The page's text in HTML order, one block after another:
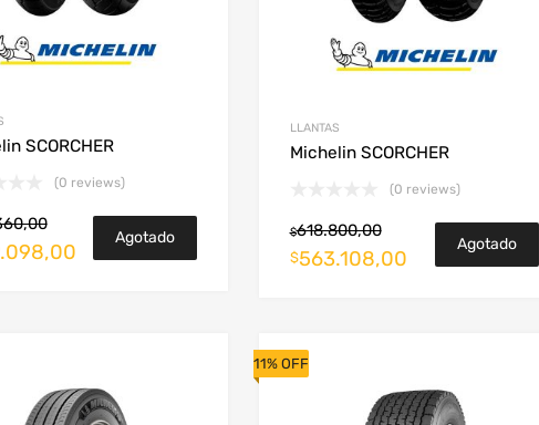
SCORCHER
(0 reviews)
Agotado
LLANTAS
Michelin SCORCHER
(0 reviews)
$618.800,00
$563.108,00
Agotado
11% OFF